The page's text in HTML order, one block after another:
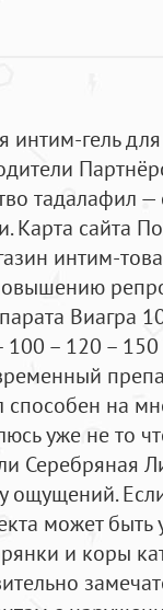
гель
тадалафил
Карта сайта
интим-
Виагра
100 – 120 –
на
уже не то
Серебряная
ощущений.
может быть
и коры